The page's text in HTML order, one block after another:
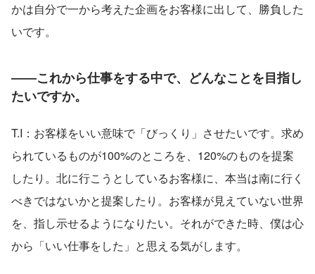
かは自分で一から考えた企画をお客様に出して、勝負した
いです。
――これから仕事をする中で、どんなことを目指し
たいですか。
T.I：お客様をいい意味で「びっくり」させたいです。求め
られているものが100%のところを、120%のものを提案
したり。北に行こうとしているお客様に、本当は南に行く
べきではないかと提案したり。お客様が見えていない世界
を、指し示せるようになりたい。それができた時、僕は心
から「いい仕事をした」と思える気がします。